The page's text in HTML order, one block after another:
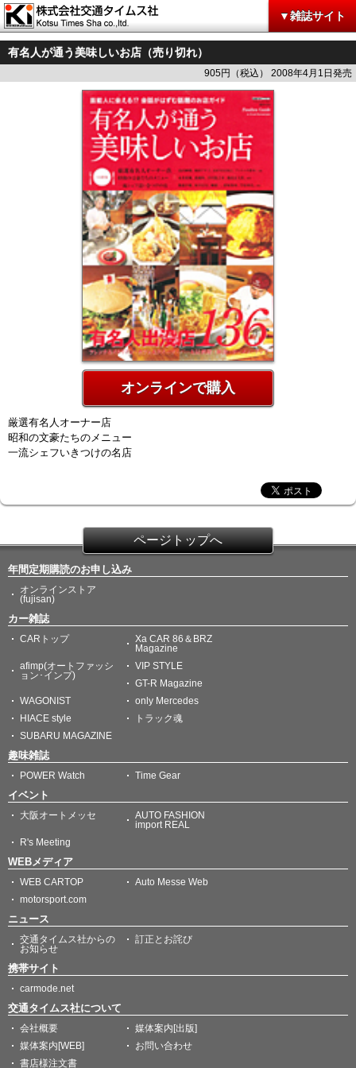
▼雑誌サイト
有名人が通う美味しいお店（売り切れ）
905円（税込） 2008年4月1日発売
オンラインで購入
厳選有名人オーナー店
昭和の文豪たちのメニュー
一流シェフいきつけの名店
ページトップへ
年間定期購読のお申し込み
オンラインストア
(fujisan)
カー雑誌
CARトップ
Xa CAR 86＆BRZ
Magazine
afimp(オートファッシ
ョン･インプ)
VIP STYLE
GT-R Magazine
WAGONIST
only Mercedes
HIACE style
トラック魂
SUBARU MAGAZINE
趣味雑誌
POWER Watch Time Gear
イベント
大阪オートメッセ
AUTO FASHION
import REAL
R's Meeting
WEBメディア
WEB CARTOP
Auto Messe Web
motorsport.com
ニュース
交通タイムス社からの
お知らせ
訂正とお詫び
携帯サイト
carmode.net
交通タイムス社について
会社概要
媒体案内[出版]
媒体案内[WEB]
お問い合わせ
書店様注文書